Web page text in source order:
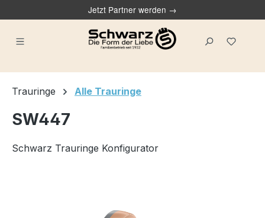
Jetzt Partner werden →
Trauringe Alle Trauringe
SW447
Schwarz Trauringe Konfigurator